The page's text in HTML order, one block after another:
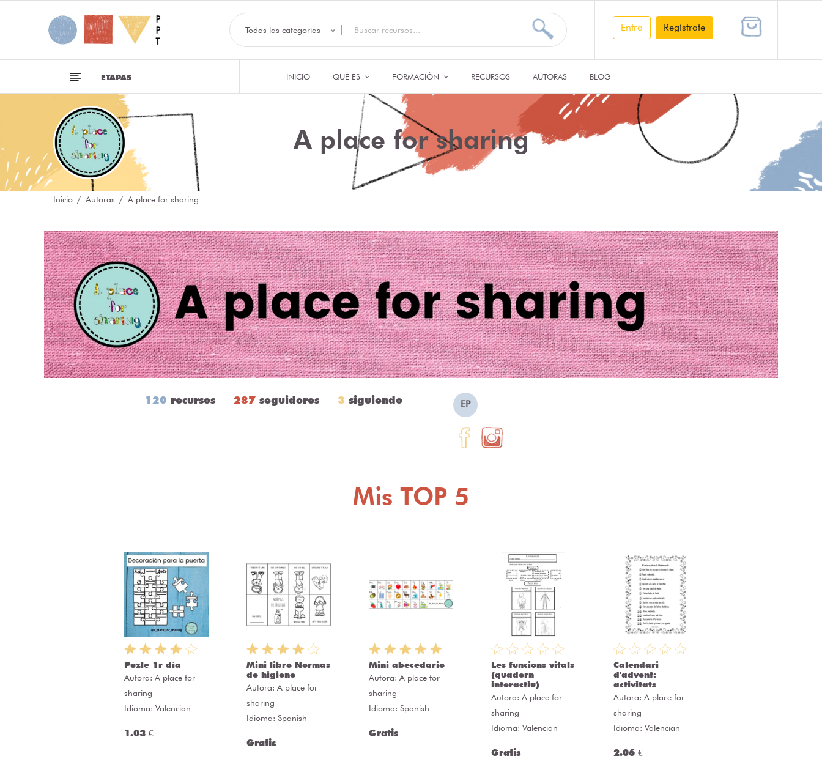
Todas las categorías Entra Regístrate
ETAPAS INICIO QUÉ ES FORMACIÓN RECURSOS AUTORAS BLOG
A place for sharing
Inicio Autoras A place for sharing
120 recursos 287 seguidores 3 siguiendo EP
Mis TOP 5
Puzle 1r día
Autora: A place for
sharing
Idioma: Valencian
1.03 €
Mini libro Normas
de higiene
Autora: A place for
sharing
Idioma: Spanish
Gratis
Mini abecedario
Autora: A place for
sharing
Idioma: Spanish
Gratis
Les funcions vitals
(quadern
interactiu)
Autora: A place for
sharing
Idioma: Valencian
Gratis
Calendari
d'advent:
activitats
Autora: A place for
sharing
Idioma: Valencian
2.06 €